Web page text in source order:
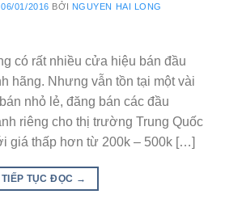
06/01/2016 BỞI NGUYEN HAI LONG
có rất nhiều cửa hiệu bán đầu
hãng. Nhưng vẫn tồn tại một vài
nhỏ lẻ, đăng bán các đầu
riêng cho thị trường Trung Quốc
giá thấp hơn từ 200k – 500k […]
TIẾP TỤC ĐỌC →